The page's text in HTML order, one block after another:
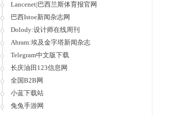
Lancenet|巴西兰斯体育报官网
巴西Istoe新闻杂志网
Dolody:设计师在线周刊
Ahram:埃及金字塔新闻杂志
Telegram中文版下载
长庆油田123信息网
全国B2B网
小蓝下载站
兔兔手游网